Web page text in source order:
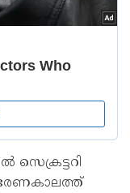
സെക്രട്ടറി